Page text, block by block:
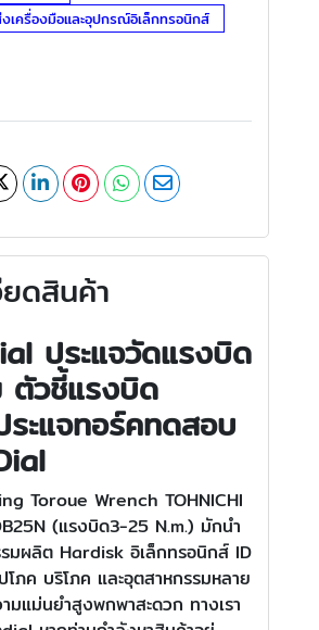
เครื่องมือและอุปกรณ์อิเล็กทรอนิกส์
ยดสินค้า
ประแจวัดแรงบิด
ตัวชี้แรงบิด
ระแจทอร์คทดสอบ
Toroue Wrench TOHNICHI
(แรงบิด3-25 N.m.) มักนำ
รมผลิต Hardisk อิเล็กทรอนิกส์ ID
ภค บริโภค และอุตสาหกรรมหลาย
มแม่นยำสูงพกพาสะดวก ทางเรา